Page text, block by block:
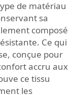
de matériau
sa
composé
Ce qui
conçue pour
accru aux
ce tissu
les